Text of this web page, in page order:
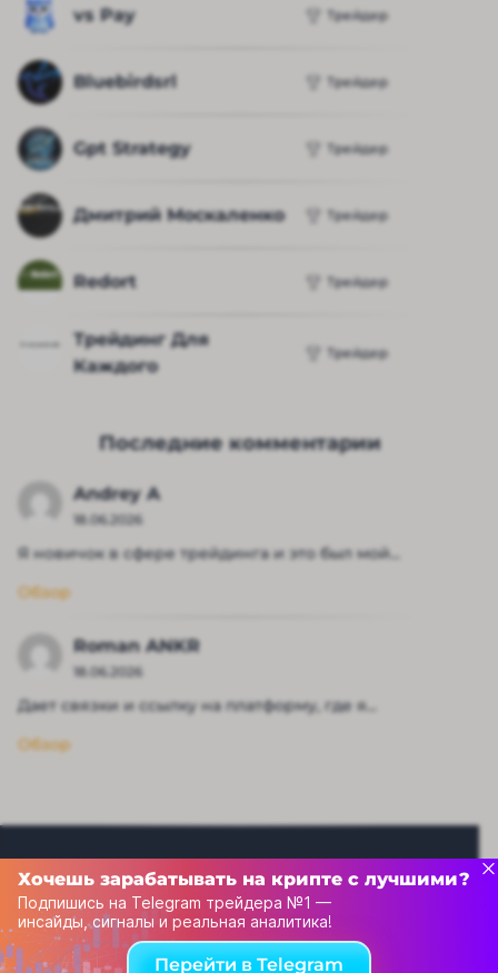
vs Pay Трейдер
Bluebirdsrl Трейдер
Gpt Strategy Трейдер
Дмитрий Москаленко Трейдер
Redort Трейдер
Трейдинг Для
Каждого
Трейдер
Последние комментарии
Andrey A
18.06.2026
Я новичок в сфере трейдинга и это был мой...
Обзор
Roman ANKR
18.06.2026
Дает связки и ссылку на платформу, где я...
Обзор
Рейтинг капперов
Хочешь зарабатывать на крипте с лучшими?
Подпишись на Telegram трейдера №1 —
инсайды, сигналы и реальная аналитика!
Перейти в Telegram